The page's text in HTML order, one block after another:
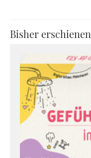
Bisher erschienen